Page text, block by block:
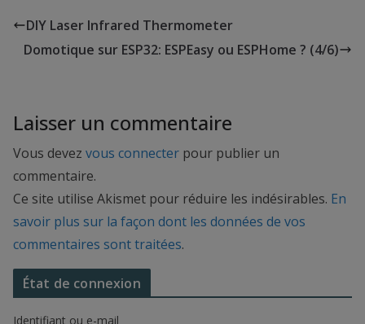
DIY Laser Infrared Thermometer
Domotique sur ESP32: ESPEasy ou ESPHome ? (4/6)
Laisser un commentaire
Vous devez vous connecter pour publier un
commentaire.
Ce site utilise Akismet pour réduire les indésirables. En
savoir plus sur la façon dont les données de vos
commentaires sont traitées.
État de connexion
Identifiant ou e-mail